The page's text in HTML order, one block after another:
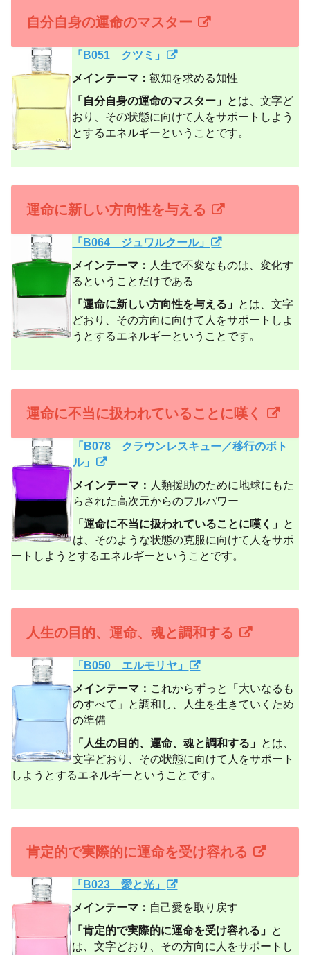
自分自身の運命のマスター
「B051 クツミ」
メインテーマ：叡知を求める知性
「自分自身の運命のマスター」 とは、文字ど
おり、その状態に向けて人をサポートしよう
とするエネルギーということです。
運命に新しい方向性を与える
「B064 ジュワルクール」
メインテーマ： 人生で不変なものは、変化す
るということだけである
「運命に新しい方向性を与える」 とは、文字
どおり、その方向に向けて人をサポートしよ
うとするエネルギーということです。
運命に不当に扱われていることに嘆く
「B078 クラウンレスキュー／移行のボト
ル」
メインテーマ： 人類援助のために地球にもた
らされた高次元からのフルパワー
「運命に不当に扱われていることに嘆く」 と
は、そのような状態の克服に向けて人をサポ
ートしようとするエネルギーということです。
人生の目的、運命、魂と調和する
「B050 エルモリヤ」
メインテーマ： これからずっと「大いなるも
のすべて」と調和し、人生を生きていくため
の準備
「人生の目的、運命、魂と調和する」 とは、
文字どおり、その状態に向けて人をサポート
しようとするエネルギーということです。
肯定的で実際的に運命を受け容れる
「B023 愛と光」
メインテーマ： 自己愛を取り戻す
「肯定的で実際的に運命を受け容れる」 と
は、文字どおり、その方向に人をサポートし